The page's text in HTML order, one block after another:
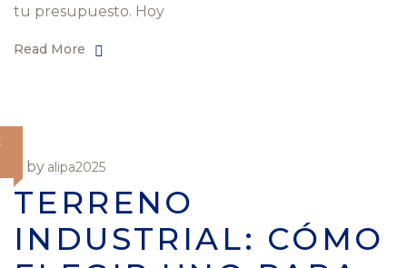
tu presupuesto. Hoy
Read More
by alipa2025
TERRENO
INDUSTRIAL: CÓMO